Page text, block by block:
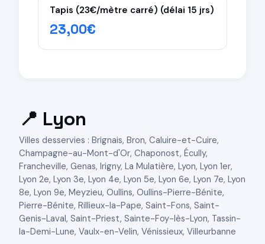
Tapis (23€/mètre carré) (délai 15 jrs)
23,00€
📍 Lyon
Villes desservies : Brignais, Bron, Caluire-et-Cuire,
Champagne-au-Mont-d'Or, Chaponost, Écully,
Francheville, Genas, Irigny, La Mulatière, Lyon, Lyon 1er,
Lyon 2e, Lyon 3e, Lyon 4e, Lyon 5e, Lyon 6e, Lyon 7e, Lyon
8e, Lyon 9e, Meyzieu, Oullins, Oullins-Pierre-Bénite,
Pierre-Bénite, Rillieux-la-Pape, Saint-Fons, Saint-
Genis-Laval, Saint-Priest, Sainte-Foy-lès-Lyon, Tassin-
la-Demi-Lune, Vaulx-en-Velin, Vénissieux, Villeurbanne